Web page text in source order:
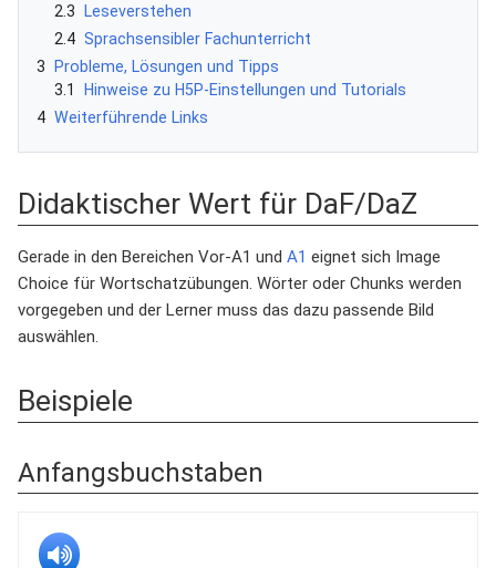
2.3
Leseverstehen
2.4 Sprachsensibler Fachunterricht
3
Probleme, Lösungen und Tipps
3.1
Hinweise zu H5P-Einstellungen und Tutorials
4 Weiterführende Links
Didaktischer Wert für DaF/DaZ
Gerade in den Bereichen Vor-A1 und A1 eignet sich Image
Choice für Wortschatzübungen. Wörter oder Chunks werden
vorgegeben und der Lerner muss das dazu passende Bild
auswählen.
Beispiele
Anfangsbuchstaben